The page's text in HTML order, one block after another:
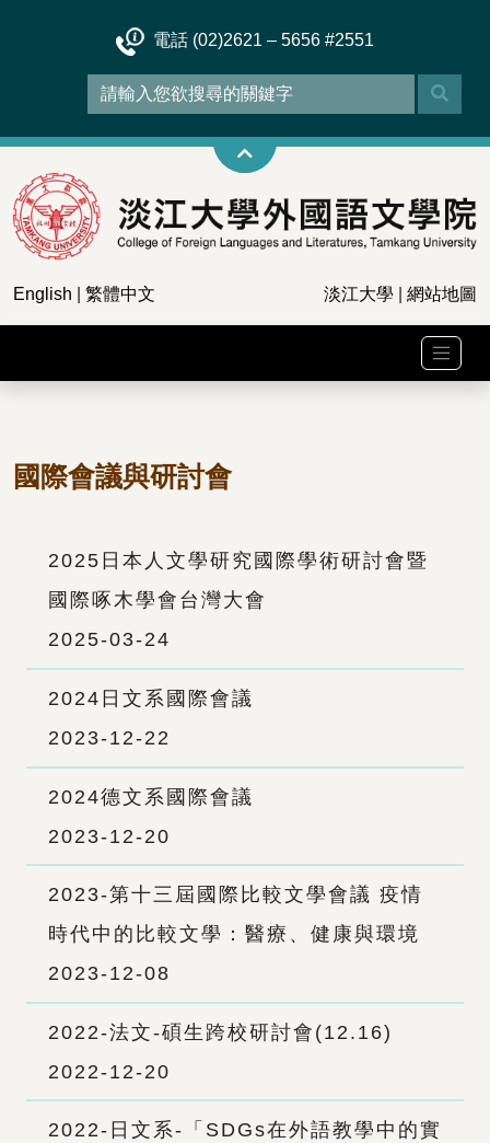
電話 (02)2621 – 5656 #2551
English 繁體中文 淡江大學 網站地圖
國際會議與研討會
2025日本人文學研究國際學術研討會暨
國際啄木學會台灣大會
2025-03-24
2024日文系國際會議
2023-12-22
2024德文系國際會議
2023-12-20
2023-第十三屆國際比較文學會議 疫情
時代中的比較文學：醫療、健康與環境
2023-12-08
2022-法文-碩生跨校研討會(12.16)
2022-12-20
2022-日文系-「SDGs在外語教學中的實